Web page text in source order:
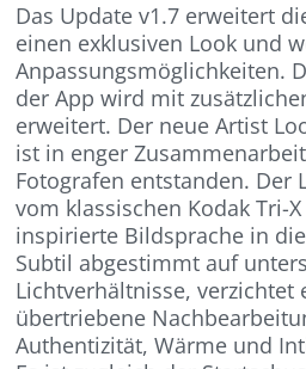
Das Update v1.7 erweitert
einen exklusiven Look und
Anpassungsmöglichkeiten.
der App wird mit
erweitert. Der neue Artist
ist in enger
Fotografen entstanden. Der
vom klassischen Kodak Tri-
inspirierte Bildsprache in
Subtil abgestimmt auf
Lichtverhältnisse, verzichtet
übertriebene
Authentizität, Wärme und